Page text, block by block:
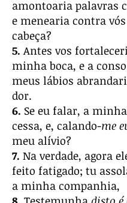
amontoaria palavras
e menearia contra
cabeça?
5. Antes vos
minha boca, e a
meus lábios
dor.
6. Se eu falar, a
cessa, e, calando-me
meu alívio?
7. Na verdade, agora
feito fatigado; tu
a minha companhia,